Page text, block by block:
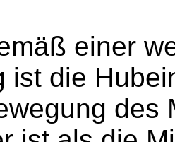
einer
ist die
des